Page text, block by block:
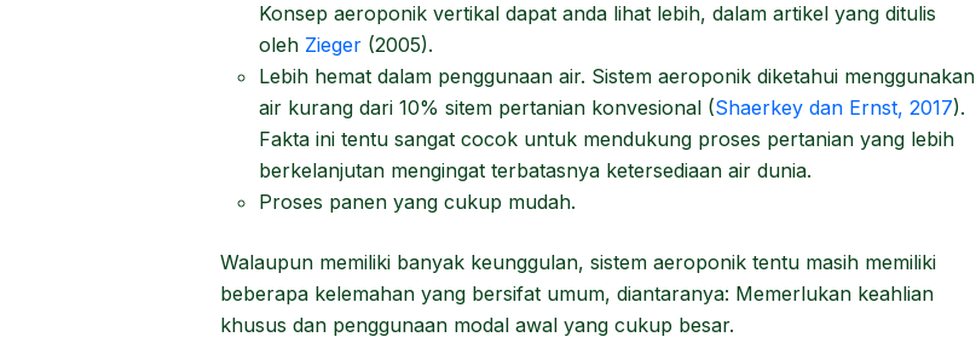
Konsep aeroponik vertikal dapat anda lihat lebih, dalam artikel yang ditulis
oleh Zieger (2005).
Lebih hemat dalam penggunaan air. Sistem aeroponik diketahui menggunakan
air kurang dari 10% sitem pertanian konvesional (Shaerkey dan Ernst, 2017).
Fakta ini tentu sangat cocok untuk mendukung proses pertanian yang lebih
berkelanjutan mengingat terbatasnya ketersediaan air dunia.
Proses panen yang cukup mudah.
Walaupun memiliki banyak keunggulan, sistem aeroponik tentu masih memiliki
beberapa kelemahan yang bersifat umum, diantaranya: Memerlukan keahlian
khusus dan penggunaan modal awal yang cukup besar.